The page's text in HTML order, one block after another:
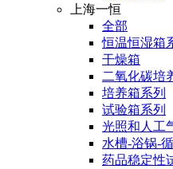
上海一恒
全部
恒温恒湿箱
干燥箱
二氧化碳培
培养箱系列
试验箱系列
光照和人工
水槽-浴锅-
药品稳定性